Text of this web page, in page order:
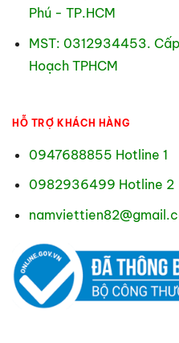
Phú - TP.HCM
MST: 0312934453.
Hoạch TPHCM
HỖ TRỢ KHÁCH HÀNG
0947688855 Hotline 1
0982936499 Hotline 2